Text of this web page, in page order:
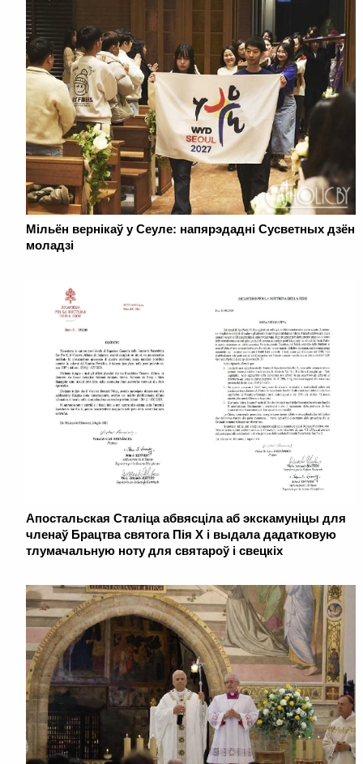
Мільён вернікаў у Сеуле: напярэдадні Сусветных дзён
моладзі
Апостальская Сталіца абвясціла аб экскамуніцы для
членаў Брацтва святога Пія Х і выдала дадатковую
тлумачальную ноту для святароў і свецкіх